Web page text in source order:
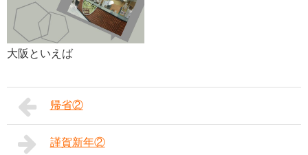
大阪といえば
帰省②
謹賀新年②